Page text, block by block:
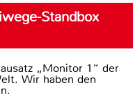
Standbox
„Monitor 1“ der
Wir haben den